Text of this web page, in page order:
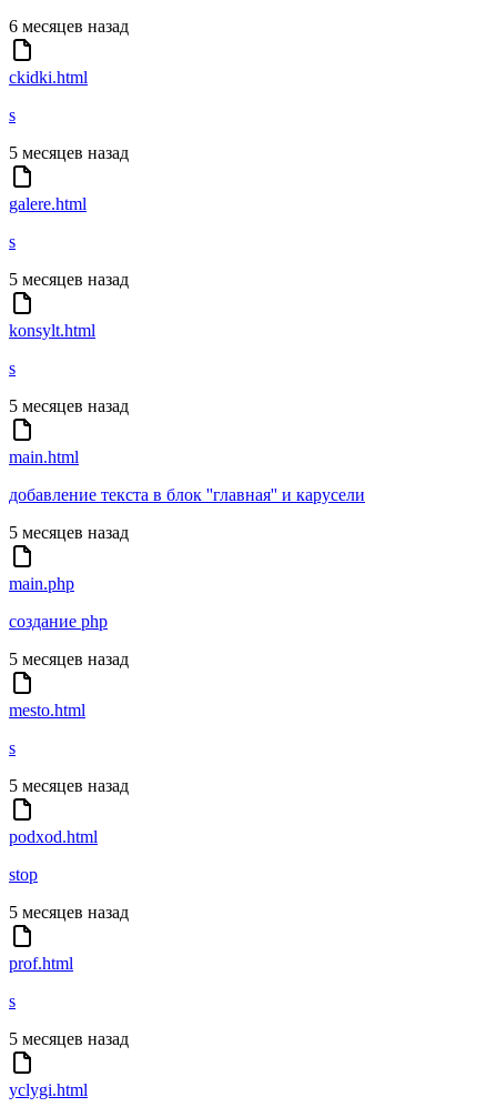
6 месяцев назад
ckidki.html
s
5 месяцев назад
galere.html
s
5 месяцев назад
konsylt.html
s
5 месяцев назад
main.html
добавление текста в блок ''главная'' и карусели
5 месяцев назад
main.php
создание php
5 месяцев назад
mesto.html
s
5 месяцев назад
podxod.html
stop
5 месяцев назад
prof.html
s
5 месяцев назад
yclygi.html